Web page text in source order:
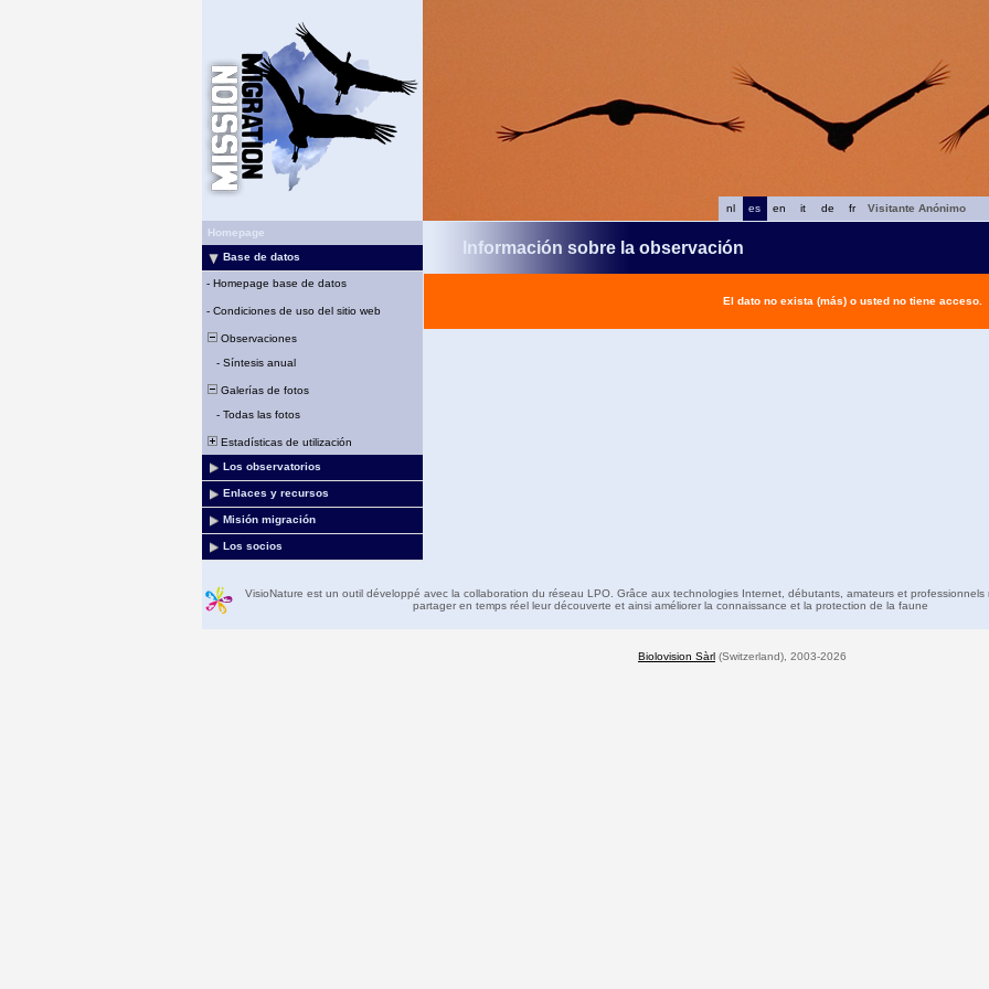
fr
de
it
en
es
nl
Visitante Anónimo
Homepage
Base de datos
- Homepage base de datos
- Condiciones de uso del sitio web
Observaciones
- Síntesis anual
Galerías de fotos
- Todas las fotos
Estadísticas de utilización
Los observatorios
Enlaces y recursos
Misión migración
Los socios
Información sobre la observación
El dato no exista (más) o usted no tiene acceso.
VisioNature est un outil développé avec la collaboration du réseau LPO. Grâce aux technologies Internet, débutants, amateurs et professionnels
partager en temps réel leur découverte et ainsi améliorer la connaissance et la protection de la faune
Biolovision Sàrl (Switzerland), 2003-2026